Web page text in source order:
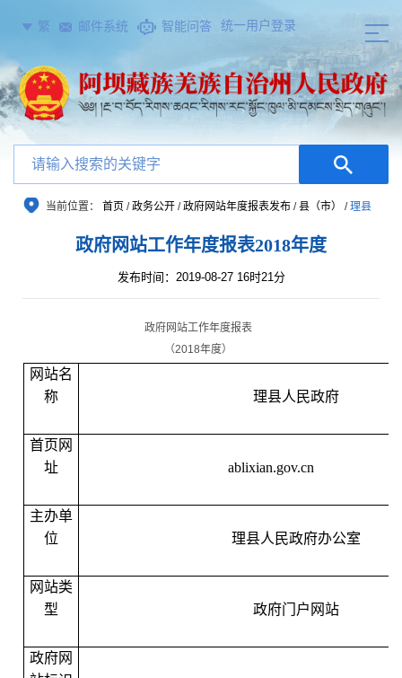
繁 邮件系统 智能问答 统一用户登录
当前位置： 首页 /政务公开 /政府网站年度报表发布 /县（市） /理县
政府网站工作年度报表2018年度
发布时间：2019-08-27 16时21分
政府网站工作年度报表
（2018年度）
网站名
称
理县人民政府
首页网
址
ablixian.gov.cn
主办单
位
理县人民政府办公室
网站类
型
政府门户网站
政府网